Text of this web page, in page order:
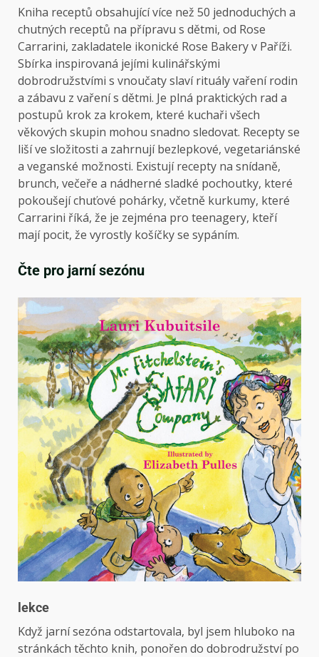
Čte pro jarní sezónu
lekce
Když jarní sezóna odstartovala, byl jsem hluboko na
stránkách těchto knih, ponořen do dobrodružství po
Kniha receptů obsahující více než 50 jednoduchých a
chutných receptů na přípravu s dětmi, od Rose
Carrarini, zakladatele ikonické Rose Bakery v Paříži.
Sbírka inspirovaná jejími kulinářskými
dobrodružstvími s vnoučaty slaví rituály vaření rodin
a zábavu z vaření s dětmi. Je plná praktických rad a
postupů krok za krokem, které kuchaři všech
věkových skupin mohou snadno sledovat. Recepty se
liší ve složitosti a zahrnují bezlepkové, vegetariánské
a veganské možnosti. Existují recepty na snídaně,
brunch, večeře a nádherné sladké pochoutky, které
pokoušejí chuťové pohárky, včetně kurkumy, které
Carrarini říká, že je zejména pro teenagery, kteří
mají pocit, že vyrostly košíčky se sypáním.